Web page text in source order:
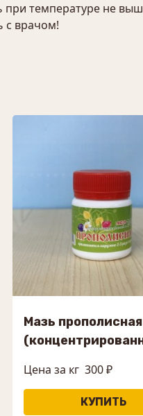
температуре не
с врачом!
Мазь
Цена за кг 300 ₽